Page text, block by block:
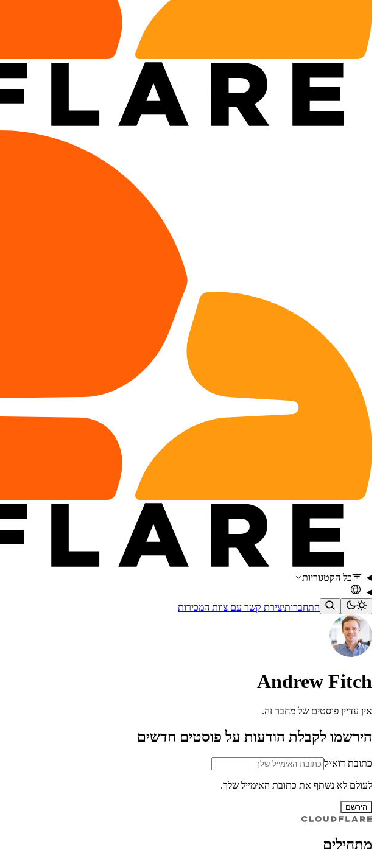
כל הקטגוריות
התחברותיצירת קשר עם צוות המכירות
Andrew Fitch
אין עדיין פוסטים של מחבר זה.
הירשמו לקבלת הודעות על פוסטים חדשים
כתובת דוא״ל
לעולם לא נשתף את כתובת האימייל שלך.
הירשם
מתחילים